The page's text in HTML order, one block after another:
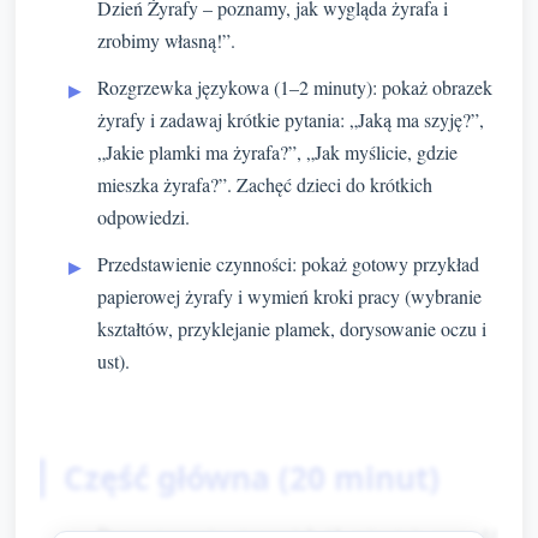
Dzień Żyrafy – poznamy, jak wygląda żyrafa i
zrobimy własną!”.
Rozgrzewka językowa (1–2 minuty): pokaż obrazek
żyrafy i zadawaj krótkie pytania: „Jaką ma szyję?”,
„Jakie plamki ma żyrafa?”, „Jak myślicie, gdzie
mieszka żyrafa?”. Zachęć dzieci do krótkich
odpowiedzi.
Przedstawienie czynności: pokaż gotowy przykład
papierowej żyrafy i wymień kroki pracy (wybranie
kształtów, przyklejanie plamek, dorysowanie oczu i
ust).
Część główna (20 minut)